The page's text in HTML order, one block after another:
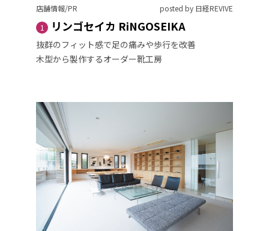
店舗情報/PR
posted by 日経REVIVE
1
リンゴセイカ RiNGOSEIKA
抜群のフィット感で足の痛みや歩行を改善
木型から製作するオーダー靴工房